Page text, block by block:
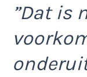
”Dat is